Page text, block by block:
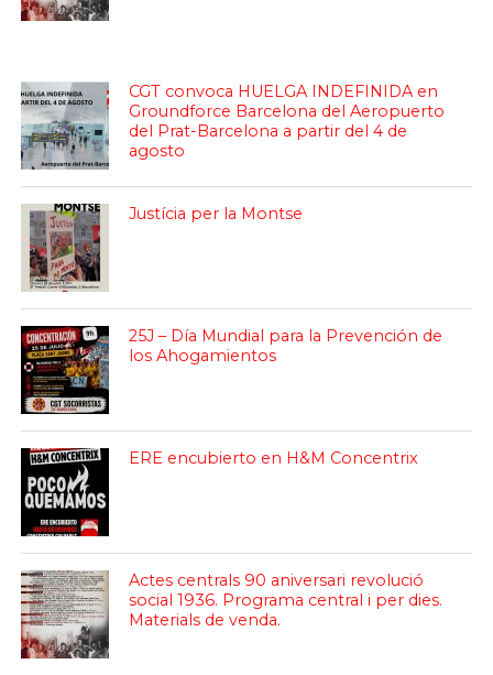
CGT convoca HUELGA INDEFINIDA en
Groundforce Barcelona del Aeropuerto
del Prat-Barcelona a partir del 4 de
agosto
Justícia per la Montse
25J – Día Mundial para la Prevención de
los Ahogamientos
ERE encubierto en H&M Concentrix
Actes centrals 90 aniversari revolució
social 1936. Programa central i per dies.
Materials de venda.